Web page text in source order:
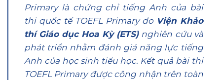
Primary là chứng chỉ tiếng Anh của bài
thi quốc tế TOEFL Primary do Viện Khảo
thí Giáo dục Hoa Kỳ (ETS)nghiên cứu và
phát triển nhằm đánh giá năng lực tiếng
Anh của học sinh tiểu học. Kết quả bài thi
TOEFL Primary được công nhận trên toàn